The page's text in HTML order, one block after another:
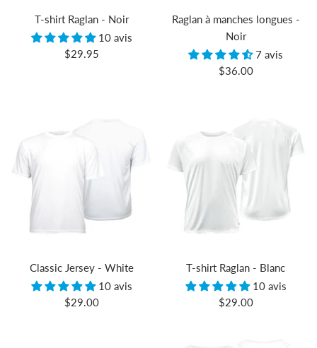
T-shirt Raglan - Noir
10 avis
Prix
$29.95
Raglan à manches longues -
Noir
7 avis
Prix
$36.00
Classic Jersey - White
10 avis
Prix
$29.00
T-shirt Raglan - Blanc
10 avis
Prix
$29.00